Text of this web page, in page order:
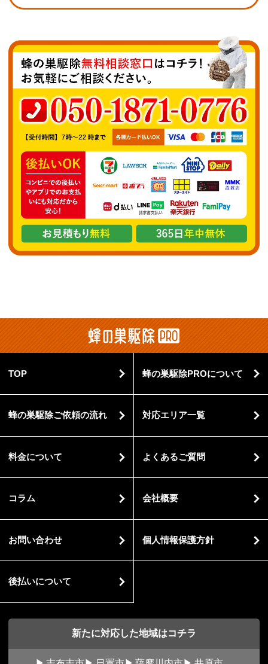
TOP 蜂の巣駆除PROについて
蜂の巣駆除ご依頼の流れ 対応エリア一覧
料金について よくあるご質問
コラム 会社概要
お問い合わせ 個人情報保護方針
後払いについて
新たに対応した地域はコチラ